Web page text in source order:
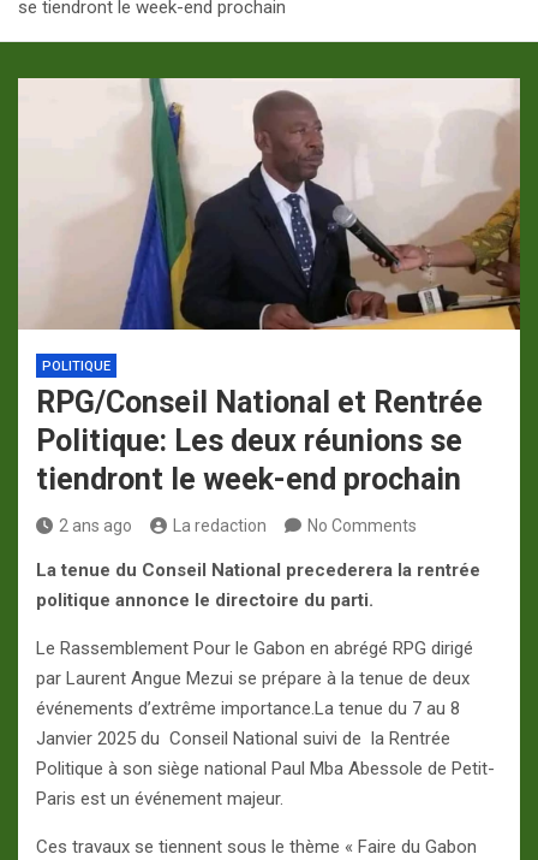
se tiendront le week-end prochain
POLITIQUE
RPG/Conseil National et Rentrée
Politique: Les deux réunions se
tiendront le week-end prochain
2 ans ago La redaction No Comments
La tenue du Conseil National precederera la rentrée
politique annonce le directoire du parti.
Le Rassemblement Pour le Gabon en abrégé RPG dirigé
par Laurent Angue Mezui se prépare à la tenue de deux
événements d’extrême importance.La tenue du 7 au 8
Janvier 2025 du Conseil National suivi de la Rentrée
Politique à son siège national Paul Mba Abessole de Petit-
Paris est un événement majeur.
Ces travaux se tiennent sous le thème « Faire du Gabon